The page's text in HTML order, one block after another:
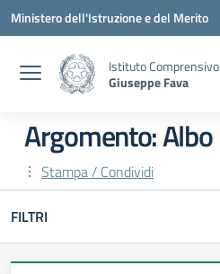
Vai ai contenuti
Vai al menu di navigazione
Vai al footer
Ministero dell'Istruzione e del Merito
Istituto Comprensivo
Giuseppe Fava
Argomento: Albo
Stampa / Condividi
FILTRI